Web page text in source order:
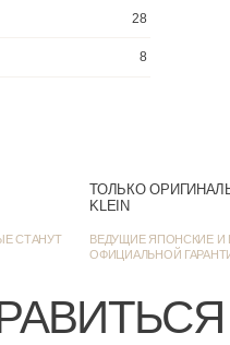
СТАНУТ
ТОЛЬКО
KLEIN
ВЕДУЩИЕ ЯПОНСКИЕ И
ОФИЦИАЛЬНОЙ